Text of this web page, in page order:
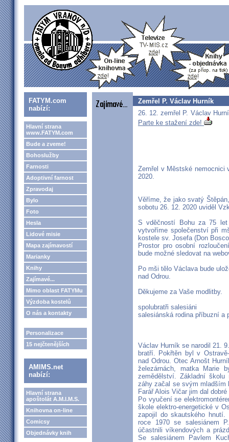
FATYM.com
nabízí:
Hlavní strana
www.FATYM.com
Bude a zveme!
Bohoslužby
Farnosti
Adoptivní farnost
Zpravodaj
Bylo
Foto
Hesla
Lidové misie
Mapa zajímavostí
Marianky
Knihy
Zajímavé...
Mimo oblast FATYMu
Výzdoba kostelů
O nás a kontakty
Personalizace
15 nejčtenějších
AMIMS.net
nabízí:
Hlavní strana
apoštolát A.M.I.M.S.
Knihovna on-line
Comicsy
Objednávky knih
Zemřel P. Václav Hurník
26. 12. zemřel P. Václav
Parte ke stažení zde!
Zemřel v Městské nemocnici
2020.
Věříme, že jako svatý
sobotu 26. 12. 2020 uviděl
S vděčností Bohu za 75
vytvoříme společenství při
kostele sv. Josefa (Don
Prostor pro osobní
bude možné sledovat na
Po mši tělo Václava bude
nad Odrou.
Děkujeme za Vaše modlitby.
spolubratři salesiáni
salesiánská rodina příbuzní a
Václav Hurník se narodil 21.
bratří. Pokřtěn byl v
nad Odrou. Otec Arnošt
železárnách, matka Marie
zemědělství. Základní
záhy začal se svým mladším
Farář Alois Vičar jim dal
Po vyučení se
škole elektro-energetické v
zapojil do skautského
roce 1970 se salesiánem
účastnili víkendových a
Se salesiánem Pavlem